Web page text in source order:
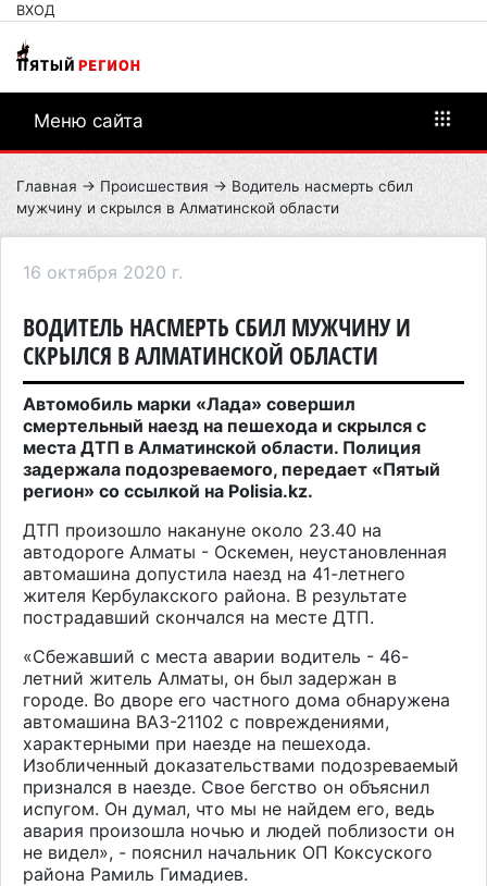
ВХОД
Меню сайта
Главная → Происшествия → Водитель насмерть сбил
мужчину и скрылся в Алматинской области
16 октября 2020 г.
ВОДИТЕЛЬ НАСМЕРТЬ СБИЛ МУЖЧИНУ И
СКРЫЛСЯ В АЛМАТИНСКОЙ ОБЛАСТИ
Автомобиль марки «Лада» совершил
смертельный наезд на пешехода и скрылся с
места ДТП в Алматинской области. Полиция
задержала подозреваемого, передает «Пятый
регион» со ссылкой на Polisia.kz.
ДТП произошло накануне около 23.40 на
автодороге Алматы - Оскемен, неустановленная
автомашина допустила наезд на 41-летнего
жителя Кербулакского района. В результате
пострадавший скончался на месте ДТП.
«Сбежавший с места аварии водитель - 46-
летний житель Алматы, он был задержан в
городе. Во дворе его частного дома обнаружена
автомашина ВАЗ-21102 с повреждениями,
характерными при наезде на пешехода.
Изобличенный доказательствами подозреваемый
признался в наезде. Свое бегство он объяснил
испугом. Он думал, что мы не найдем его, ведь
авария произошла ночью и людей поблизости он
не видел», - пояснил начальник ОП Коксуского
района Рамиль Гимадиев.